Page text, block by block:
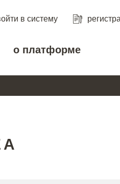
в систему
о платформе